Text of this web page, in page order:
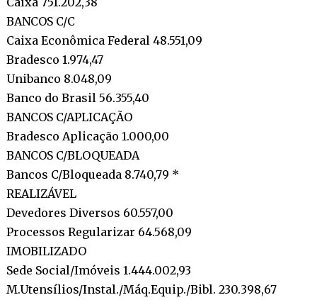
BANCOS C/C
Caixa Econômica Federal 48.551,09
Bradesco 1.974,47
Unibanco 8.048,09
Banco do Brasil 56.355,40
BANCOS C/APLICAÇÃO
Bradesco Aplicação 1.000,00
BANCOS C/BLOQUEADA
Bancos C/Bloqueada 8.740,79 *
REALIZÁVEL
Devedores Diversos 60.557,00
Processos Regularizar 64.568,09
IMOBILIZADO
Sede Social/Imóveis 1.444.002,93
M.Utensílios/Instal./Máq.Equip./Bibl. 230.398,67